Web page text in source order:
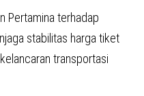
Pertamina terhadap
stabilitas harga tiket
transportasi